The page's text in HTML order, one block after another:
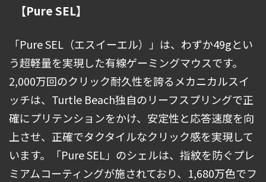
【Pure SEL】
「Pure SEL（エスイーエル）」は、わずか49gとい
う超軽量を実現した有線ゲーミングマウスです。
2,000万回のクリック耐久性を誇るメカニカルスイ
ッチは、Turtle Beach独自のリーフスプリングで正
確にプリテンションをかけ、安定性と応答速度を向
上させ、正確でタクタイルなクリック感を実現して
います。「Pure SEL」のシェルは、指紋を防ぐプレ
ミアムコーティングが施されており、1,680万色でフ